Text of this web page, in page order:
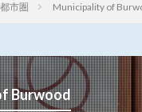
市圏 Municipality of
Burwood